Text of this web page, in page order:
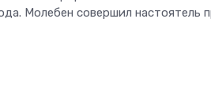
Молебен совершил настоятель